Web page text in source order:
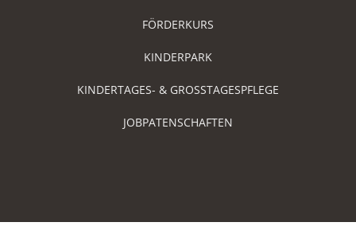
FÖRDERKURS
KINDERPARK
KINDERTAGES- & GROSSTAGESPFLEGE
JOBPATENSCHAFTEN